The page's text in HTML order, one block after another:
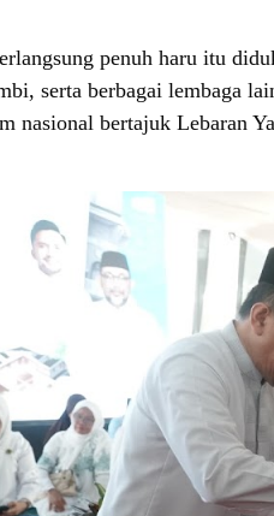
penuh haru itu
serta berbagai lembaga
nasional bertajuk Lebaran